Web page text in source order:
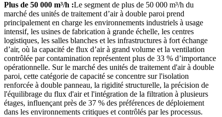
Plus de 50 000 m³/h :Le segment de plus de 50 000 m³/h du
marché des unités de traitement d’air à double paroi prend
principalement en charge les environnements industriels à usage
intensif, les usines de fabrication à grande échelle, les centres
logistiques, les salles blanches et les infrastructures à fort échange
d’air, où la capacité de flux d’air à grand volume et la ventilation
contrôlée par contamination représentent plus de 33 % d’importance
opérationnelle. Sur le marché des unités de traitement d'air à double
paroi, cette catégorie de capacité se concentre sur l'isolation
renforcée à double panneau, la rigidité structurelle, la précision de
l'équilibrage du flux d'air et l'intégration de la filtration à plusieurs
étages, influençant près de 37 % des préférences de déploiement
dans les environnements critiques et contrôlés par les processus.